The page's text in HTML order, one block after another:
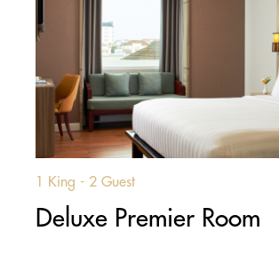
1 King - 2 Guest
Deluxe Premier Room